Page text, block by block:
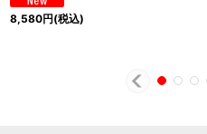
8,580円(税込)